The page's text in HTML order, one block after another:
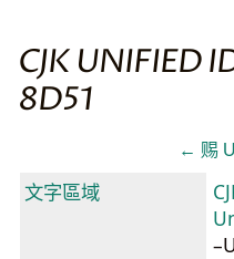
CJK UNIFIED
8D51
← 赐
文字區域